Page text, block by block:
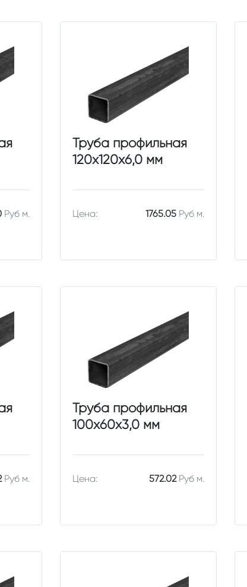
Руб м.
Труба профильная
120х120х6,0 мм
Цена: 1765.05 Руб м.
Руб м.
Труба профильная
100х60х3,0 мм
Цена: 572.02Руб м.